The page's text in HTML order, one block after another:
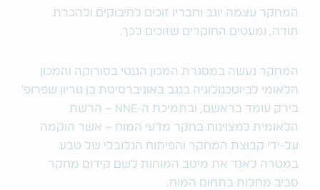
המחקר עצמה יוגב וחבריו זוכים לחיבוקים ולהכרת
תודה, ומעטים החוקרים שזוכים לכך.
המחקר נעשה במסגרת המכון הגנטי בסורוקה והמכון
הלאומי לביוטכנולוגיה בנגב באוניברסיטת בן גוריון שפרופ'
בירק עומד בראשם, ובתמיכת ה-NNE – הרשת
הלאומית למצוינות בחקר מדעי המוח – אשר הוקמה
על-ידי קבוצת המחקר והפיתוח הגלובלי של טבע
במטרה לאגד את מיטב המוחות לשם קידום מחקר
סביב מחלות בתחום המוח.